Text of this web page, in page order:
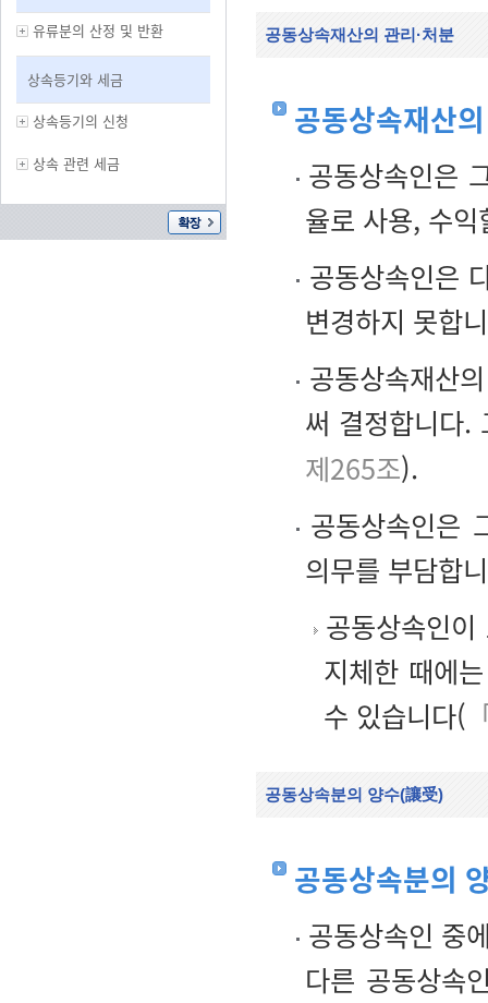
유류분의 산정 및 반환
상속등기와 세금
상속등기의 신청
상속 관련 세금
공동상속재산의 관리·처분
공동상속재산
공동상속인은
율로 사용, 수
공동상속인은
변경하지 못합
공동상속재산
써 결정합니다.
제265조).
공동상속인은
의무를 부담합
공동상속인
지체한 때에
수 있습니다(
공동상속분의 양수(讓受)
공동상속분의
공동상속인 중
다른 공동상속